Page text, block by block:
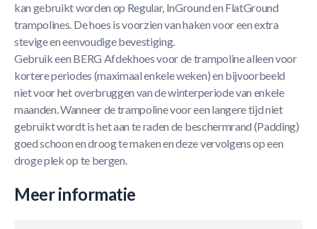
kan gebruikt worden op Regular, InGround en FlatGround
trampolines. De hoes is voorzien van haken voor een extra
stevige en eenvoudige bevestiging.
Gebruik een BERG Afdekhoes voor de trampoline alleen voor
kortere periodes (maximaal enkele weken) en bijvoorbeeld
niet voor het overbruggen van de winterperiode van enkele
maanden. Wanneer de trampoline voor een langere tijd niet
gebruikt wordt is het aan te raden de beschermrand (Padding)
goed schoon en droog te maken en deze vervolgens op een
droge plek op te bergen.
Meer informatie